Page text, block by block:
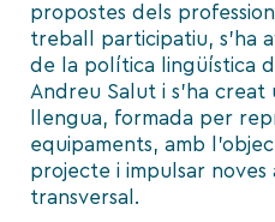
propostes dels
treball participatiu, s’ha
de la política lingüística
Andreu Salut i s’ha creat
llengua, formada per
equipaments, amb
projecte i impulsar noves
transversal.